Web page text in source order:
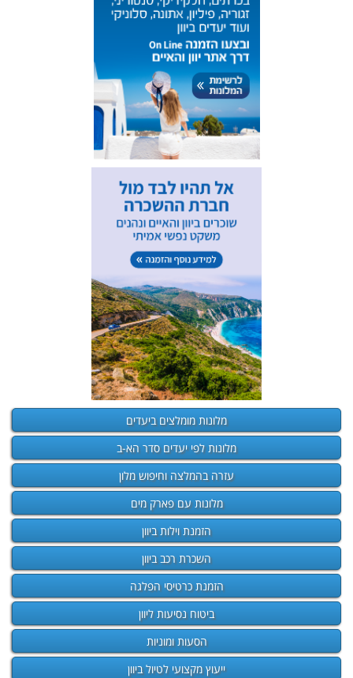
מלונות מומלצים ביעדים
מלונות לפי יעדים סדר הא-ב
עזרה בהמלצה וחיפוש מלון
מלונות עם פארק מים
הזמנת וילות ביוון
השכרת רכב ביוון
הזמנת כרטיסי הפלגה
ביטוח נסיעות ליוון
הסעות ומוניות
ייעוץ מקצועי לטיול ביוון